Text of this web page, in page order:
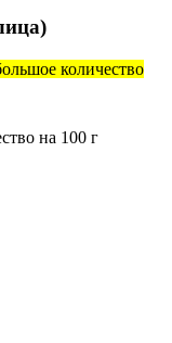
количество
на 100 г